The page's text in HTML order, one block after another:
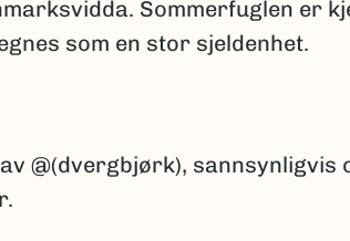
Sommerfuglen er
som en stor sjeldenhet.
@(dvergbjørk), sannsynligvis